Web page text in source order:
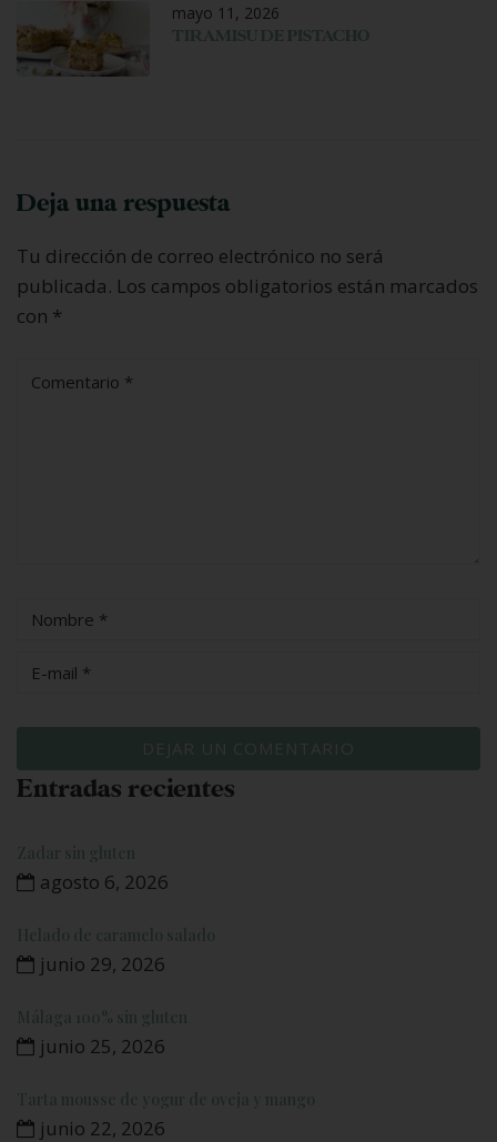
mayo 11, 2026
TIRAMISU DE PISTACHO
Deja una respuesta
Tu dirección de correo electrónico no será
publicada. Los campos obligatorios están marcados
con *
Entradas recientes
Zadar sin gluten
agosto 6, 2026
Helado de caramelo salado
junio 29, 2026
Málaga 100% sin gluten
junio 25, 2026
Tarta mousse de yogur de oveja y mango
junio 22, 2026